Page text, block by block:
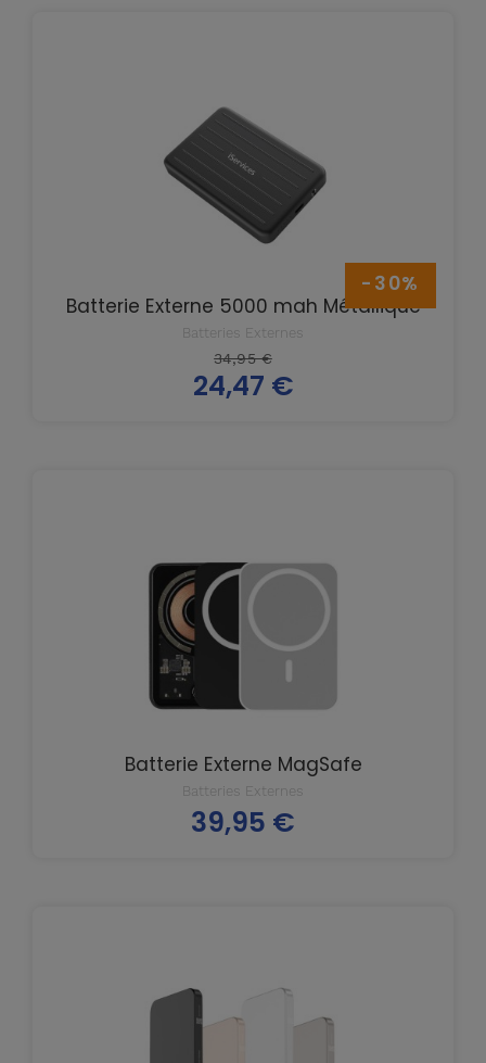
Batterie Externe 5000 mah Métallique
Batteries Externes
Prix
de
base
34,95 €
Prix
24,47 €
-30%
Batterie Externe MagSafe
Batteries Externes
Prix
39,95 €